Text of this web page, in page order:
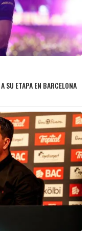
SU ETAPA EN BARCELONA